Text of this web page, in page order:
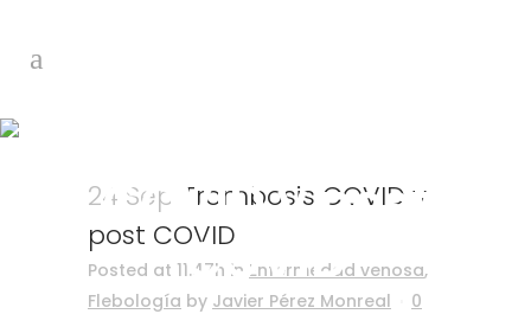
COVID y post
COVID
24 Sep Trombosis COVID y
post COVID
Posted at 11:47h in Enfermedad venosa,
Flebología by Javier Pérez Monreal
0